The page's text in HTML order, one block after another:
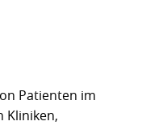
Patienten im
Kliniken,